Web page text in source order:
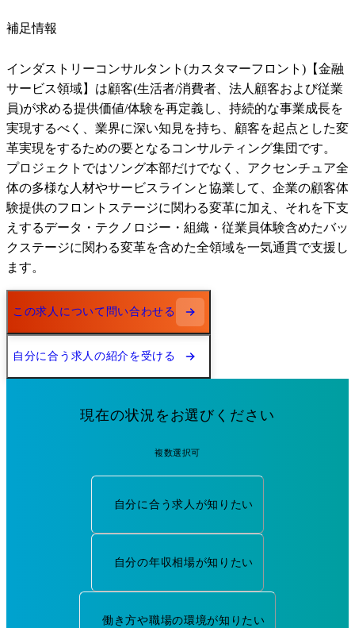
補足情報
インダストリーコンサルタント(カスタマーフロント)【金融
サービス領域】は顧客(生活者/消費者、法人顧客および従業
員)が求める提供価値/体験を再定義し、持続的な事業成長を
実現するべく、業界に深い知見を持ち、顧客を起点とした変
革実現をするための要となるコンサルティング集団です。
プロジェクトではソング本部だけでなく、アクセンチュア全
体の多様な人材やサービスラインと協業して、企業の顧客体
験提供のフロントステージに関わる変革に加え、それを下支
えするデータ・テクノロジー・組織・従業員体験含めたバッ
クステージに関わる変革を含めた全領域を一気通貫で支援し
ます。
この求人について問い合わせる
自分に合う求人の紹介を受ける
現在の状況をお選びください
複数選択可
自分に合う求人が知りたい
自分の年収相場が知りたい
働き方や職場の環境が知りたい